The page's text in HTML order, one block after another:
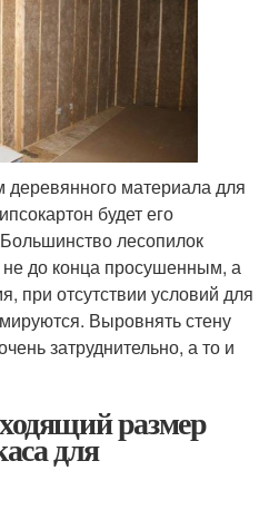
материала для
будет его
лесопилок
до конца просушенным, а
при отсутствии условий для
Выровнять стену
затруднительно, а то и
размер
для